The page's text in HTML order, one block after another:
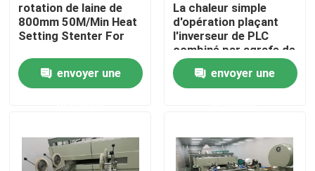
Maison
Au sujet de nous
rotation de laine de
800mm 50M/Min Heat
Setting Stenter For
envoyer une
La chaleur simple
d'opération plaçant
l'inverseur de PLC
combiné par agrafe de
Pin de Stenter
commandéenvoyer une